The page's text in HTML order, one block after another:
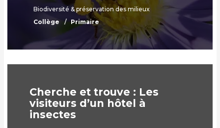
Biodiversité & préservation des milieux
Collège
Primaire
Cherche et trouve : Les
visiteurs d’un hôtel à
insectes